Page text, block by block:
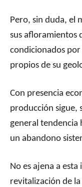
Pero, sin duda, el
sus afloramientos
condicionados
propios de su
Con presencia
producción sigue,
general tendencia
un abandono
No es ajena a
revitalización de